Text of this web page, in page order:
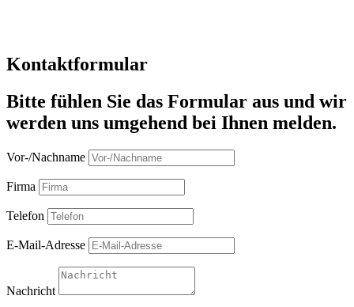
Kontaktformular
Bitte fühlen Sie das Formular aus und wir
werden uns umgehend bei Ihnen melden.
Vor-/Nachname
Firma
Telefon
E-Mail-Adresse
Nachricht